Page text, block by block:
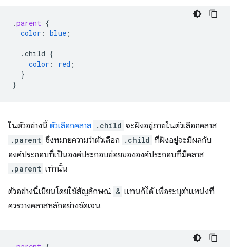
.parent {
color : blue ;
.child {
color : red ;
}
}
ในตัวอย่างนี้ ตัวเลือกคลาส .child จะฝังอยู่ภายในตัวเลือกคลาส
.parent ซึ่งหมายความว่าตัวเลือก .child ที่ฝังอยู่จะมีผลกับ
องค์ประกอบที่เป็นองค์ประกอบย่อยขององค์ประกอบที่มีคลาส
.parent เท่านั้น
ตัวอย่างนี้เขียนโดยใช้สัญลักษณ์ & แทนก็ได้ เพื่อระบุตำแหน่งที่
ควรวางคลาสหลักอย่างชัดเจน